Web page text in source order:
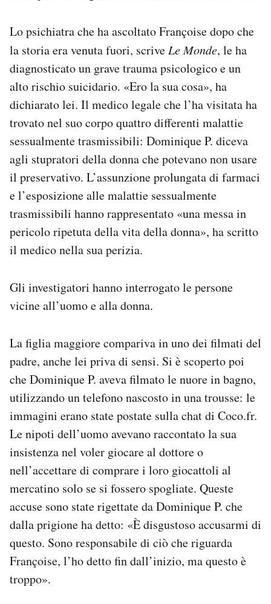
Lo psichiatra che ha ascoltato Françoise dopo che
la storia era venuta fuori, scriveLe Monde, le ha
diagnosticato un grave trauma psicologico e un
alto rischio suicidario. «Ero la sua cosa», ha
dichiarato lei. Il medico legale che l’ha visitata ha
trovato nel suo corpo quattro differenti malattie
sessualmente trasmissibili: Dominique P. diceva
agli stupratori della donna che potevano non usare
il preservativo. L’assunzione prolungata di farmaci
e l’esposizione alle malattie sessualmente
trasmissibili hanno rappresentato «una messa in
pericolo ripetuta della vita della donna», ha scritto
il medico nella sua perizia.
Gli investigatori hanno interrogato le persone
vicine all’uomo e alla donna.
La figlia maggiore compariva in uno dei filmati del
padre, anche lei priva di sensi. Si è scoperto poi
che Dominique P. aveva filmato le nuore in bagno,
utilizzando un telefono nascosto in una trousse: le
immagini erano state postate sulla chat di Coco.fr.
Le nipoti dell’uomo avevano raccontato la sua
insistenza nel voler giocare al dottore o
nell’accettare di comprare i loro giocattoli al
mercatino solo se si fossero spogliate. Queste
accuse sono state rigettate da Dominique P. che
dalla prigione ha detto: «È disgustoso accusarmi di
questo. Sono responsabile di ciò che riguarda
Françoise, l’ho detto fin dall’inizio, ma questo è
troppo».